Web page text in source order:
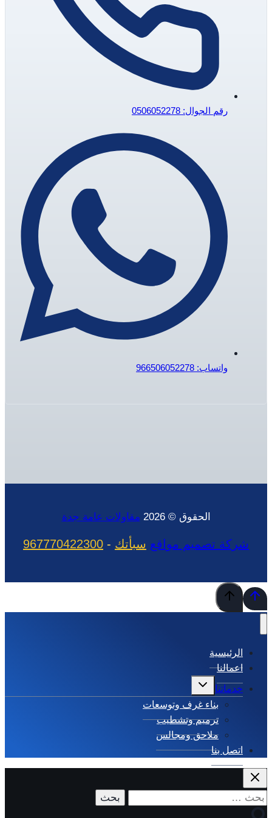
رقم الجوال: 0506052278
واتساب: 966506052278
الحقوق © 2026 مقاولات عامة جدة
شركة تصميم مواقع سبأتك -
967770422300
الرئيسية
اعمالنا
خدماتنا
تبديل
الفرعية
بناء غرف وتوسعات
ترميم وتشطيب
ملاحق ومجالس
اتصل بنا
البحث